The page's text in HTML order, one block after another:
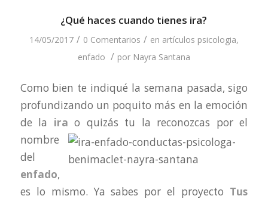
¿Qué haces cuando tienes ira?
14/05/2017 / 0 Comentarios / en artículos psicologia,
enfado / por Nayra Santana
Como bien te indiqué la semana pasada, sigo
profundizando un poquito más en la emoción
de la irao quizás tu la reconozcas por el
nombre
del
enfado,
es lo mismo. Ya sabes por el proyecto Tus